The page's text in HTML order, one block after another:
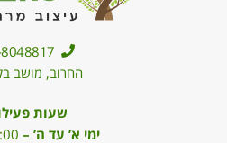
החרוב, מושב
שעות
ימי א’ עד ה’ –